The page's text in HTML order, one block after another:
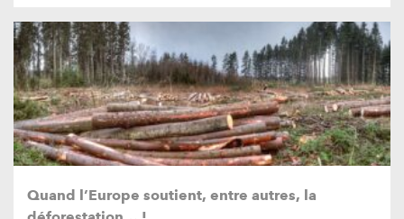
Quand l’Europe soutient, entre autres, la